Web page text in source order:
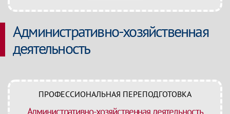
Административно-хозяйственная
деятельность
ПРОФЕССИОНАЛЬНАЯ ПЕРЕПОДГОТОВКА
Административно-хозяйственная деятельность